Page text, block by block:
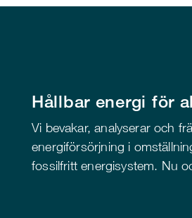
Hållbar energi för
Vi bevakar, analyserar och
energiförsörjning i
fossilfritt energisystem. Nu